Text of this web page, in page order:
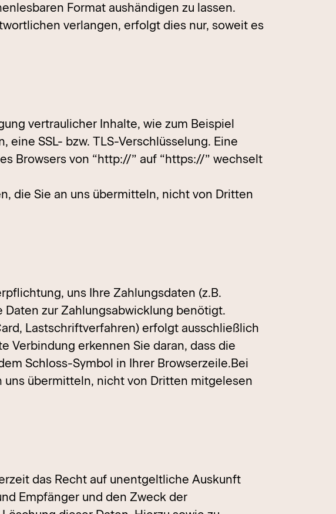
Format aushändigen zu lassen.
verlangen, erfolgt dies nur, soweit es
vertraulicher Inhalte, wie zum Beispiel
SSL- bzw. TLS-Verschlüsselung. Eine
Browsers von “http://” auf “https://” wechselt
die Sie an uns übermitteln, nicht von Dritten
uns Ihre Zahlungsdaten (z.B.
zur Zahlungsabwicklung benötigt.
Lastschriftverfahren) erfolgt ausschließlich
Verbindung erkennen Sie daran, dass die
Schloss-Symbol in Ihrer Browserzeile.Bei
übermitteln, nicht von Dritten mitgelesen
das Recht auf unentgeltliche Auskunft
Empfänger und den Zweck der